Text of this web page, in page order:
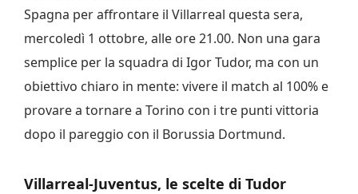
Spagna per affrontare il Villarreal questa sera,
mercoledì 1 ottobre, alle ore 21.00. Non una gara
semplice per la squadra di Igor Tudor, ma con un
obiettivo chiaro in mente: vivere il match al 100% e
provare a tornare a Torino con i tre punti vittoria
dopo il pareggio con il Borussia Dortmund.
Villarreal-Juventus, le scelte di Tudor